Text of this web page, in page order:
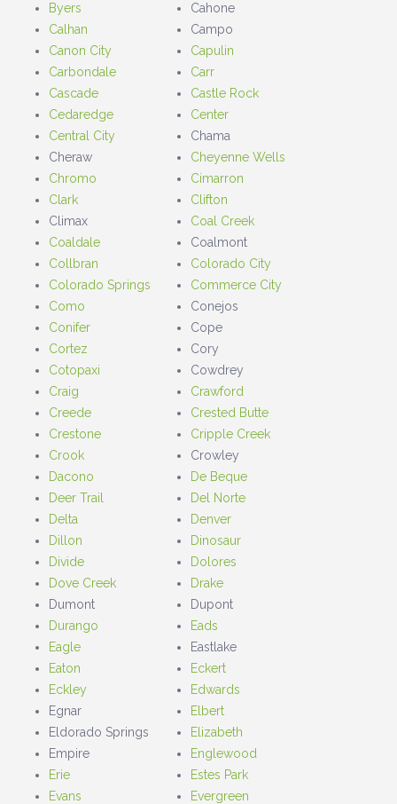
Byers
Cahone
Calhan
Campo
Canon City
Capulin
Carbondale
Carr
Cascade
Castle Rock
Cedaredge
Center
Central City
Chama
Cheraw
Cheyenne Wells
Chromo
Cimarron
Clark
Clifton
Climax
Coal Creek
Coaldale
Coalmont
Collbran
Colorado City
Colorado Springs
Commerce City
Como
Conejos
Conifer
Cope
Cortez
Cory
Cotopaxi
Cowdrey
Craig
Crawford
Creede
Crested Butte
Crestone
Cripple Creek
Crook
Crowley
Dacono
De Beque
Deer Trail
Del Norte
Delta
Denver
Dillon
Dinosaur
Divide
Dolores
Dove Creek
Drake
Dumont
Dupont
Durango
Eads
Eagle
Eastlake
Eaton
Eckert
Eckley
Edwards
Egnar
Elbert
Eldorado Springs
Elizabeth
Empire
Englewood
Erie
Estes Park
Evans
Evergreen